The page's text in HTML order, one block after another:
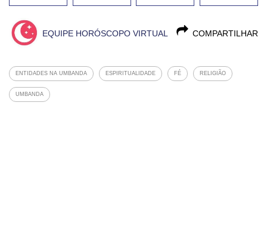
COMPARTILHAR
EQUIPE HORÓSCOPO VIRTUAL
ENTIDADES NA UMBANDA ESPIRITUALIDADE FÉ RELIGIÃO
UMBANDA